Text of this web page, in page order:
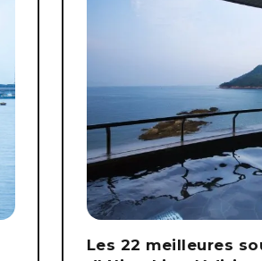
Les 22 meilleures